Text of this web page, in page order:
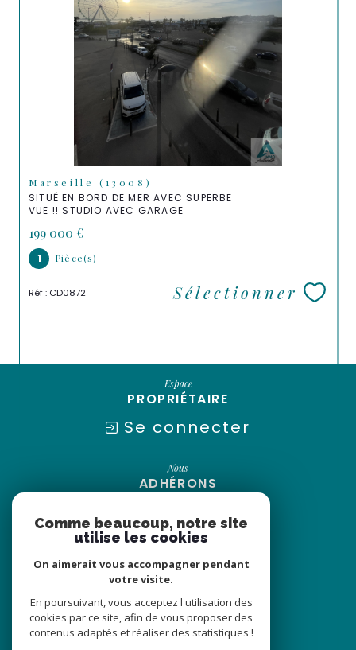
Marseille (13008)
SITUÉ EN BORD DE MER AVEC SUPERBE
VUE !! STUDIO AVEC GARAGE
199 000 €
1 Pièce(s)
Réf : CD0872 Sélectionner
Espace
PROPRIÉTAIRE
Se connecter
Nous
ADHÉRONS
Comme beaucoup, notre site
utilise les cookies
On aimerait vous accompagner pendant
votre visite.
En poursuivant, vous acceptez l'utilisation des
cookies par ce site, afin de vous proposer des
contenus adaptés et réaliser des statistiques !